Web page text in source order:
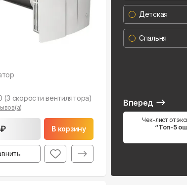
(3 скорости вентилятора)
В корзину
Детская
Спальня
Вперед
Чек-лист от
“Топ-5